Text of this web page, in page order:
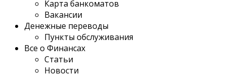
Карта банкоматов
Вакансии
Денежные переводы
Пункты обслуживания
Все о Финансах
Статьи
Новости